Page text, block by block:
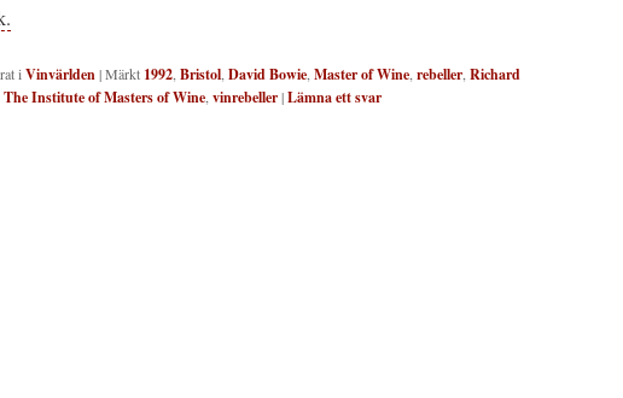
iVinvärlden|Märkt 1992,Bristol,David Bowie,Master of Wine,rebeller,Richard
The Institute of Masters of Wine,vinrebeller|Lämna ett svar